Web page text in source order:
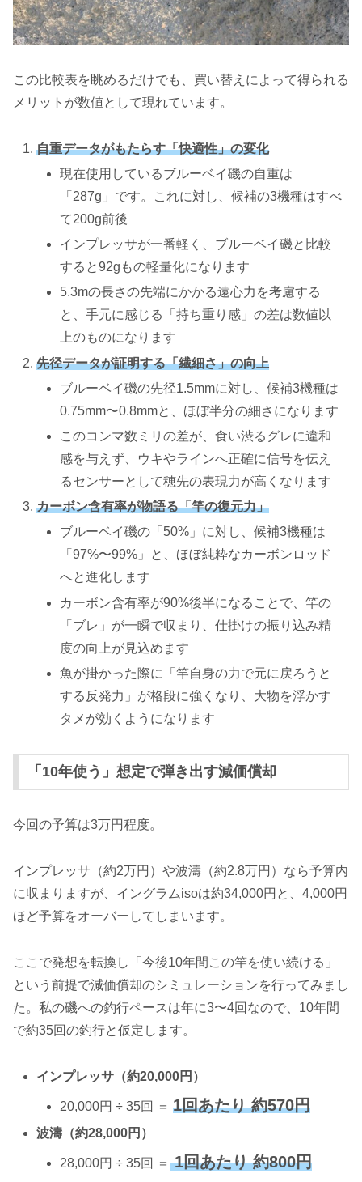
この比較表を眺めるだけでも、買い替えによって得られる
メリットが数値として現れています。
自重データがもたらす「快適性」の変化
現在使用しているブルーベイ磯の自重は
「287g」です。これに対し、候補の3機種はすべ
て200g前後
インプレッサが一番軽く、ブルーベイ磯と比較
すると92gもの軽量化になります
5.3mの長さの先端にかかる遠心力を考慮する
と、手元に感じる「持ち重り感」の差は数値以
上のものになります
先径データが証明する「繊細さ」の向上
ブルーベイ磯の先径1.5mmに対し、候補3機種は
0.75mm〜0.8mmと、ほぼ半分の細さになります
このコンマ数ミリの差が、食い渋るグレに違和
感を与えず、ウキやラインへ正確に信号を伝え
るセンサーとして穂先の表現力が高くなります
カーボン含有率が物語る「竿の復元力」
ブルーベイ磯の「50%」に対し、候補3機種は
「97%〜99%」と、ほぼ純粋なカーボンロッド
へと進化します
カーボン含有率が90%後半になることで、竿の
「ブレ」が一瞬で収まり、仕掛けの振り込み精
度の向上が見込めます
魚が掛かった際に「竿自身の力で元に戻ろうと
する反発力」が格段に強くなり、大物を浮かす
タメが効くようになります
「10年使う」想定で弾き出す減価償却
今回の予算は3万円程度。
インプレッサ（約2万円）や波濤（約2.8万円）なら予算内
に収まりますが、イングラムisoは約34,000円と、4,000円
ほど予算をオーバーしてしまいます。
ここで発想を転換し「今後10年間この竿を使い続ける」
という前提で減価償却のシミュレーションを行ってみまし
た。私の磯への釣行ペースは年に3〜4回なので、10年間
で約35回の釣行と仮定します。
インプレッサ（約20,000円）
20,000円 ÷ 35回 ＝1回あたり 約570円
波濤（約28,000円）
28,000円 ÷ 35回 ＝1回あたり 約800円